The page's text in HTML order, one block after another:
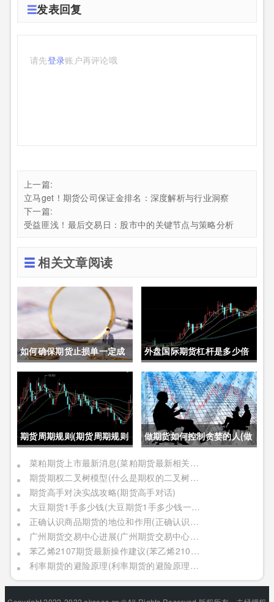
发表回复
请先登录账户再评论哦
上一篇:
立马get！期货公司保证金排名：深度解析与行业洞察
下一篇:
受益匪浅！最后交易日：股市中的关键节点与策略分析
相关文章阅读
如何确保期货止损单一定成
交成功(如何确保期货止损单
一定成交成功呢)
外盘国际期货杠杆是多少倍
(外盘国际期货杠杆是多少倍
的)
期货周期规则(期货周期规则
是什么)
做期货如何控制贪婪的人(做
期货如何控制贪婪的人呢)
菜粕期货上市最新消息(菜粕期货最新相关信息)
期货期权二叉树模型(什么是期权的二叉树模型)
期货高手对决实战攻略(期货高手对话)
大豆期货1手多少钱(大豆期货1手多少钱一个)
正确认识商品期货的地位和作用(正确认识商品期货的地位和作用是什么)
广州期货交易中心进展(广州期货交易中心进展情况)
苯乙烯2107期货最新操作建议(苯乙烯2109期货)
利率期货的避险原理(利率期货的避险原理是什么)